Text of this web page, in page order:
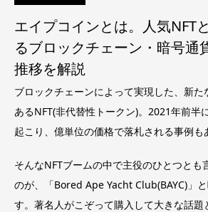
エイプコインとは。人気NFT
るブロックチェーン・暗号通
推移を解説
ブロックチェーンによって実現した、新
あるNFT(非代替性トークン)。2021年前半
起こり、億単位の価格で落札される事例も
そんなNFTブームの中で主役のひとつとも
のが、「Bored Ape Yacht Club(BAYC)」
す。著名人がこぞって購入して大きな話題